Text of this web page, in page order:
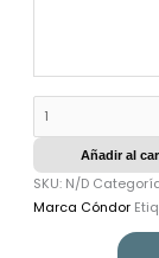
Añadir al
SKU: N/D
Marca Cóndor